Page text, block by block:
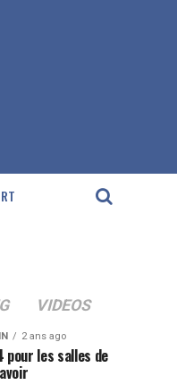
VIDEOS
2 ans ago
pour les salles de